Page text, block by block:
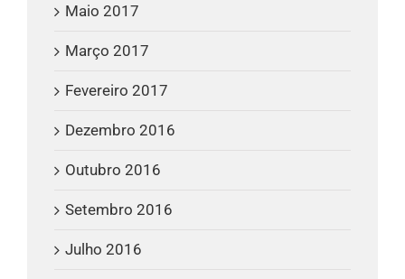
Maio 2017
Março 2017
Fevereiro 2017
Dezembro 2016
Outubro 2016
Setembro 2016
Julho 2016